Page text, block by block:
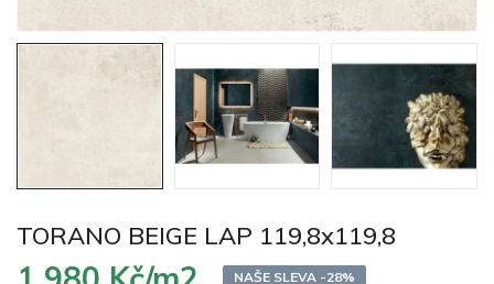
TORANO BEIGE LAP 119,8x119,8
NAŠE SLEVA -28%